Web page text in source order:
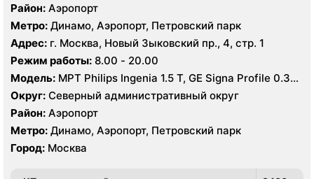
Район: Аэропорт
Метро: Динамо, Аэропорт, Петровский парк
Адрес: г. Москва, Новый Зыковский пр., 4, стр. 1
Режим работы: 8.00 - 20.00
Модель: МРТ Philips Ingenia 1.5 Т, GE Signa Profile 0.35
Т, КТ Toshiba Aquilion 64 среза, УЗИ GE Logiq 8
Округ: Северный административный округ
Район: Аэропорт
Метро: Динамо, Аэропорт, Петровский парк
Город: Москва